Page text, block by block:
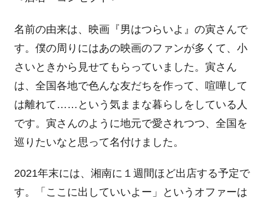
名前の由来は、映画『男はつらいよ』の寅さんで
す。僕の周りにはあの映画のファンが多くて、小
さいときから見せてもらっていました。寅さん
は、全国各地で色んな友だちを作って、喧嘩して
は離れて……という気ままな暮らしをしている人
です。寅さんのように地元で愛されつつ、全国を
巡りたいなと思って名付けました。
2021年末には、湘南に１週間ほど出店する予定で
す。「ここに出していいよー」というオファーは